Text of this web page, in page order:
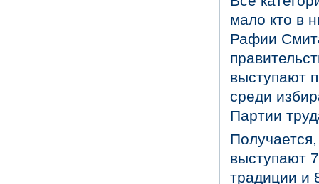
мало кто в
Рафии
выступают
среди
Партии
выступают
традиции и